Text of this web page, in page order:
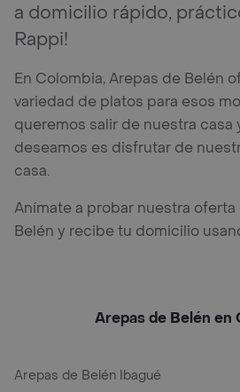
a domicilio rápido,
Rappi!
En Colombia, Arepas de Belén
variedad de platos para esos
queremos salir de nuestra casa
deseamos es disfrutar de
casa.
Anímate a probar nuestra
Belén y recibe tu domicilio
Arepas de Belén en
Arepas de Belén Ibagué